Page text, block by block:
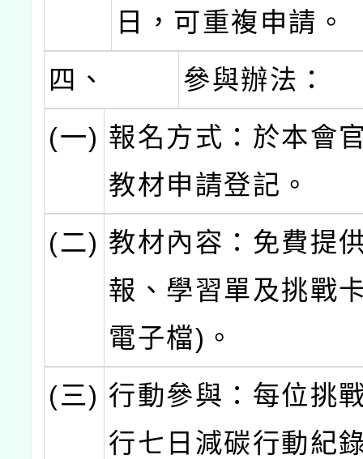
日，可重複申請。
四、
參與辦法：
(一) 報名方式：於本會
教材申請登記。
(二) 教材內容：免費提
報、學習單及挑戰
電子檔)。
(三) 行動參與：每位挑
行七日減碳行動紀